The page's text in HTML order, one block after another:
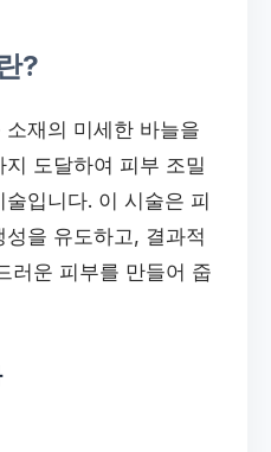
?
재의 미세한 바늘을
도달하여 피부 조밀
입니다. 이 시술은 피
을 유도하고, 결과적
러운 피부를 만들어 줍